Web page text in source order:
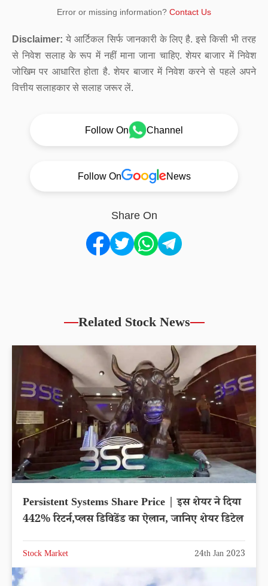
Error or missing information? Contact Us
Disclaimer: ये आर्टिकल सिर्फ जानकारी के लिए है. इसे किसी भी तरह
से निवेश सलाह के रूप में नहीं माना जाना चाहिए. शेयर बाजार में निवेश
जोखिम पर आधारित होता है. शेयर बाजार में निवेश करने से पहले अपने
वित्तीय सलाहकार से सलाह जरूर लें.
Follow On Channel
Follow On News
Share On
Related Stock News
Persistent Systems Share Price | इस शेयर ने दिया
442% रिटर्न,प्लस डिविडेंड का ऐलान, जानिए शेयर डिटेल
Stock Market 24th Jan 2023